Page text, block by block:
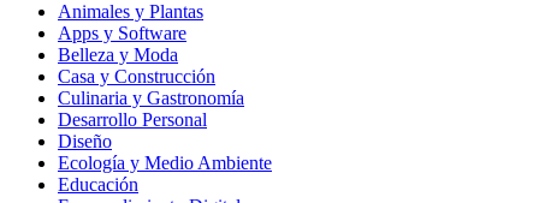
Animales y Plantas
Apps y Software
Belleza y Moda
Casa y Construcción
Culinaria y Gastronomía
Desarrollo Personal
Diseño
Ecología y Medio Ambiente
Educación